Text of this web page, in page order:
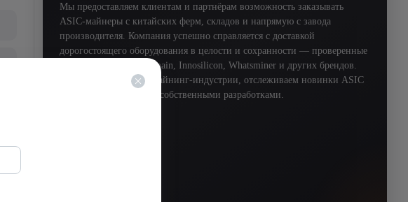
Мы предоставляем клиентам и партнёрам возможность заказывать
ASIC-майнеры с китайских ферм, складов и напрямую с завода
производителя. Компания успешно справляется с доставкой
дорогостоящего оборудования в целости и сохранности — проверенные
временем машины Bitmain, Innosilicon, Whatsminer и других брендов.
Мы в курсе новостей майнинг-индустрии, отслеживаем новинки ASIC
из Китая и занимаемся собственными разработками.